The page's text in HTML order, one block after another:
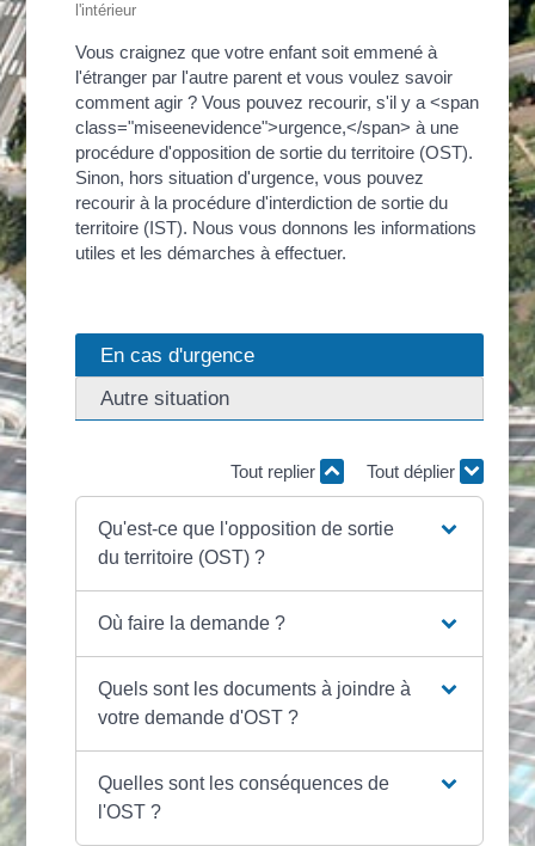
l'intérieur
Vous craignez que votre enfant soit emmené à
l'étranger par l'autre parent et vous voulez savoir
comment agir ? Vous pouvez recourir, s'il y a <span
class="miseenevidence">urgence,</span> à une
procédure d'opposition de sortie du territoire (OST).
Sinon, hors situation d'urgence, vous pouvez
recourir à la procédure d'interdiction de sortie du
territoire (IST). Nous vous donnons les informations
utiles et les démarches à effectuer.
En cas d'urgence
Autre situation
Tout replier Tout déplier
Qu'est-ce que l'opposition de sortie
du territoire (OST) ?
Où faire la demande ?
Quels sont les documents à joindre à
votre demande d'OST ?
Quelles sont les conséquences de
l'OST ?